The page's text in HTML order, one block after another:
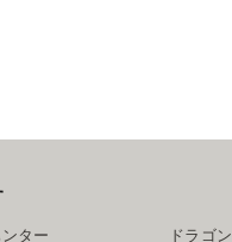
ター ドラゴ